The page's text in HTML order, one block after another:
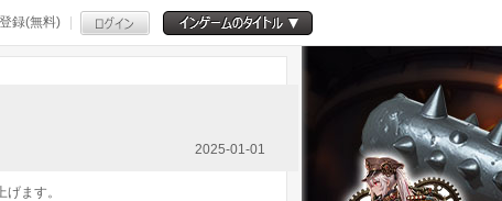
録(無料)
2025-01-01
ます。